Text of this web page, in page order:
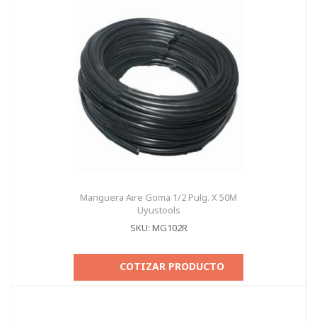
Manguera Aire Goma 1/2 Pulg. X 50M
Uyustools
SKU: MG102R
COTIZAR PRODUCTO